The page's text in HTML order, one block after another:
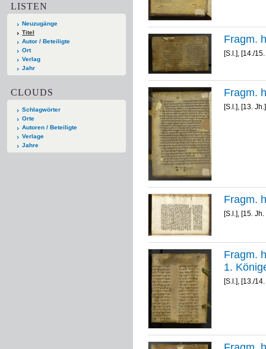
LISTEN
Neuzugänge
Titel
Autor / Beteiligte
Ort
Verlag
Jahr
CLOUDS
Schlagwörter
Orte
Autoren / Beteiligte
Verlage
Jahre
[S.l.], [14./
[S.l.], [13. Jh.]
[S.l.], [15. Jh.
Fragm.
[S.l.], [13./